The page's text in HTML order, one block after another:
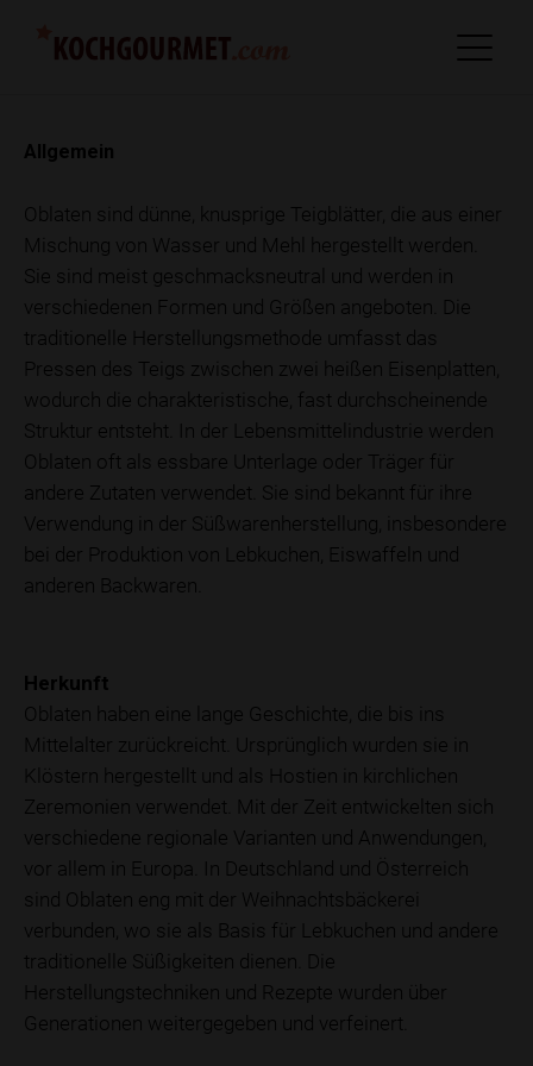
Allgemein
Oblaten sind dünne, knusprige Teigblätter, die aus einer
Mischung von Wasser und Mehl hergestellt werden.
Sie sind meist geschmacksneutral und werden in
verschiedenen Formen und Größen angeboten. Die
traditionelle Herstellungsmethode umfasst das
Pressen des Teigs zwischen zwei heißen Eisenplatten,
wodurch die charakteristische, fast durchscheinende
Struktur entsteht. In der Lebensmittelindustrie werden
Oblaten oft als essbare Unterlage oder Träger für
andere Zutaten verwendet. Sie sind bekannt für ihre
Verwendung in der Süßwarenherstellung, insbesondere
bei der Produktion von Lebkuchen, Eiswaffeln und
anderen Backwaren.
Herkunft
Oblaten haben eine lange Geschichte, die bis ins
Mittelalter zurückreicht. Ursprünglich wurden sie in
Klöstern hergestellt und als Hostien in kirchlichen
Zeremonien verwendet. Mit der Zeit entwickelten sich
verschiedene regionale Varianten und Anwendungen,
vor allem in Europa. In Deutschland und Österreich
sind Oblaten eng mit der Weihnachtsbäckerei
verbunden, wo sie als Basis für Lebkuchen und andere
traditionelle Süßigkeiten dienen. Die
Herstellungstechniken und Rezepte wurden über
Generationen weitergegeben und verfeinert.